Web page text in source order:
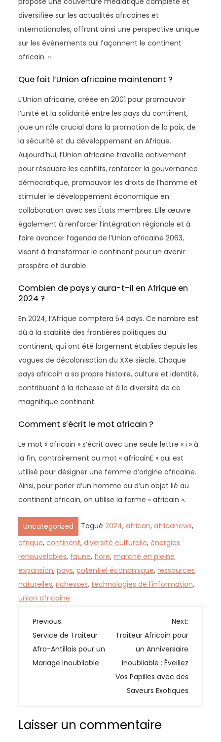
diversifiée sur les actualités africaines et
internationales, offrant ainsi une perspective unique
sur les événements qui façonnent le continent
africain. »
Que fait l’Union africaine maintenant ?
L’Union africaine, créée en 2001 pour promouvoir
l’unité et la solidarité entre les pays du continent,
joue un rôle crucial dans la promotion de la paix, de
la sécurité et du développement en Afrique.
Aujourd’hui, l’Union africaine travaille activement
pour résoudre les conflits, renforcer la gouvernance
démocratique, promouvoir les droits de l’homme et
stimuler le développement économique en
collaboration avec ses États membres. Elle œuvre
également à renforcer l’intégration régionale et à
faire avancer l’agenda de l’Union africaine 2063,
visant à transformer le continent pour un avenir
prospère et durable.
Combien de pays y aura-t-il en Afrique en
2024 ?
En 2024, l’Afrique comptera 54 pays. Ce nombre est
dû à la stabilité des frontières politiques du
continent, qui ont été largement établies depuis les
vagues de décolonisation du XXe siècle. Chaque
pays africain a sa propre histoire, culture et identité,
contribuant à la richesse et à la diversité de ce
magnifique continent.
Comment s’écrit le mot africain ?
Le mot « africain » s’écrit avec une seule lettre « i » à
la fin, contrairement au mot « africainE » qui est
utilisé pour désigner une femme d’origine africaine.
Ainsi, pour parler d’un homme ou d’un objet lié au
continent africain, on utilise la forme « africain ».
Uncategorized Tagué2024,african,africanews,
afrique,continent,diversité culturelle,énergies
renouvelables, faune, flore,marché en pleine
expansion,pays,potentiel économique,ressources
naturelles,richesses, technologies de l'information,
union africaine
N
a
v
i
o
Previous:
Service de Traiteur
Afro-Antillais pour un
Mariage Inoubliable
Next:
Traiteur Africain pour
un Anniversaire
Inoubliable : Éveillez
Vos Papilles avec des
Saveurs Exotiques
Laisser un commentaire